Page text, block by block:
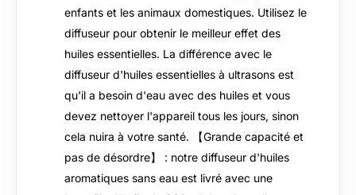
enfants et les animaux domestiques. Utilisez le
diffuseur pour obtenir le meilleur effet des
huiles essentielles. La différence avec le
diffuseur d'huiles essentielles à ultrasons est
qu'il a besoin d'eau avec des huiles et vous
devez nettoyer l'appareil tous les jours, sinon
cela nuira à votre santé. 【Grande capacité et
pas de désordre】 : notre diffuseur d'huiles
aromatiques sans eau est livré avec une